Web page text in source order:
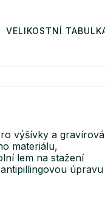
VELIKOSTNÍ
výšívky a
materiálu,
lem na stažení
úpravu